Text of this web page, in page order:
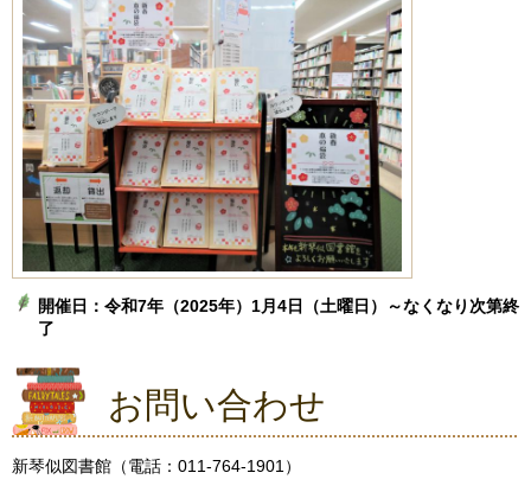
開催日：令和7年（2025年）1月4日（土曜日）～なくなり次第終
了
お問い合わせ
新琴似図書館（電話：011-764-1901）